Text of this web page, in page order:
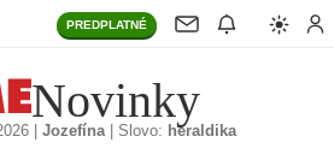
PREDPLATNÉ
Novinky
| Jozefína| Slovo: heraldika